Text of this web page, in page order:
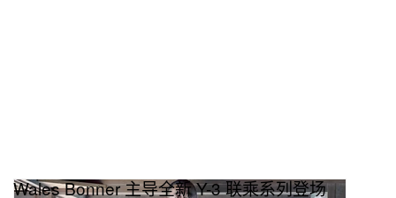
Wales Bonner 主导全新 Y-3 联乘系列登场